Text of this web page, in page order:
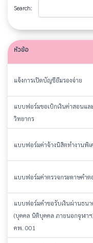
Search:
หัวข้อ
แจ้งการเปิดบัญชียืมรองจ่าย
แบบฟอร์มขอเบิกเงินค่าสอนและ
วิทยากร
แบบฟอร์มค่าจ้างนิสิตทำงานพิเ
แบบฟอร์มค่าตรวจกระดาษคำต
แบบฟอร์มคำขอรับเงินผ่านธนา
(บุคคล นิติบุคคล ภายนอกจุฬา
คพ. 001